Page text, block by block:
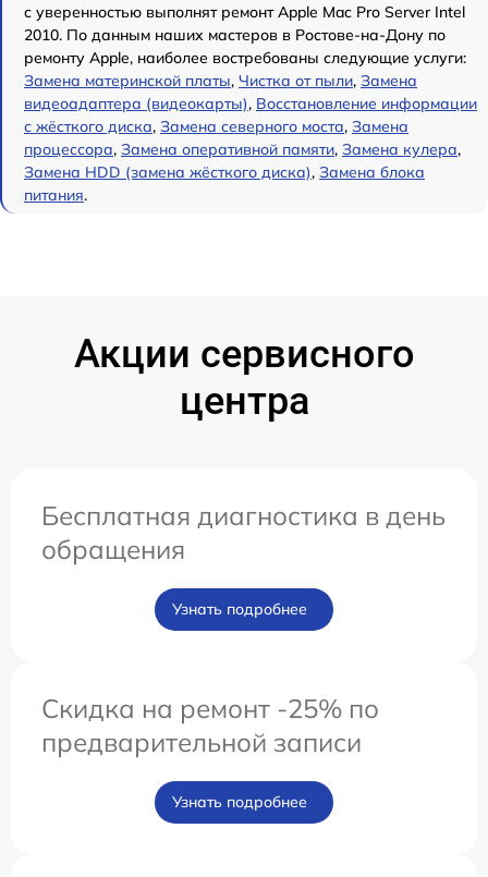
с уверенностью выполнят ремонт Apple Mac Pro Server Intel
2010. По данным наших мастеров в Ростове-на-Дону по
ремонту Apple, наиболее востребованы следующие услуги:
Замена материнской платы, Чистка от пыли, Замена
видеоадаптера (видеокарты), Восстановление информации
с жёсткого диска, Замена северного моста, Замена
процессора, Замена оперативной памяти, Замена кулера,
Замена HDD (замена жёсткого диска), Замена блока
питания.
Акции сервисного
центра
Бесплатная диагностика в день
обращения
Узнать подробнее
Скидка на ремонт -25% по
предварительной записи
Узнать подробнее